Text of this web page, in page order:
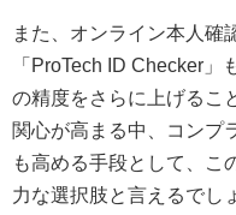
また、オンライン本人確
「ProTech ID Checker
の精度をさらに上げるこ
関心が高まる中、コンプ
も高める手段として、こ
力な選択肢と言えるでし